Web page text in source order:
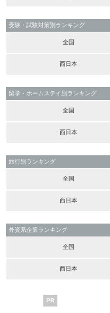
受験・試験対策別ランキング
全国
西日本
留学・ホームステイ別ランキング
全国
西日本
旅行別ランキング
全国
西日本
外資系企業ランキング
全国
西日本
PR